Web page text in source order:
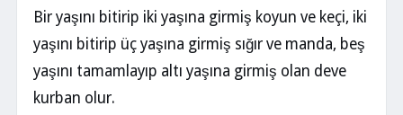
Bir yaşını bitirip iki yaşına girmiş koyun ve keçi, iki
yaşını bitirip üç yaşına girmiş sığır ve manda, beş
yaşını tamamlayıp altı yaşına girmiş olan deve
kurban olur.